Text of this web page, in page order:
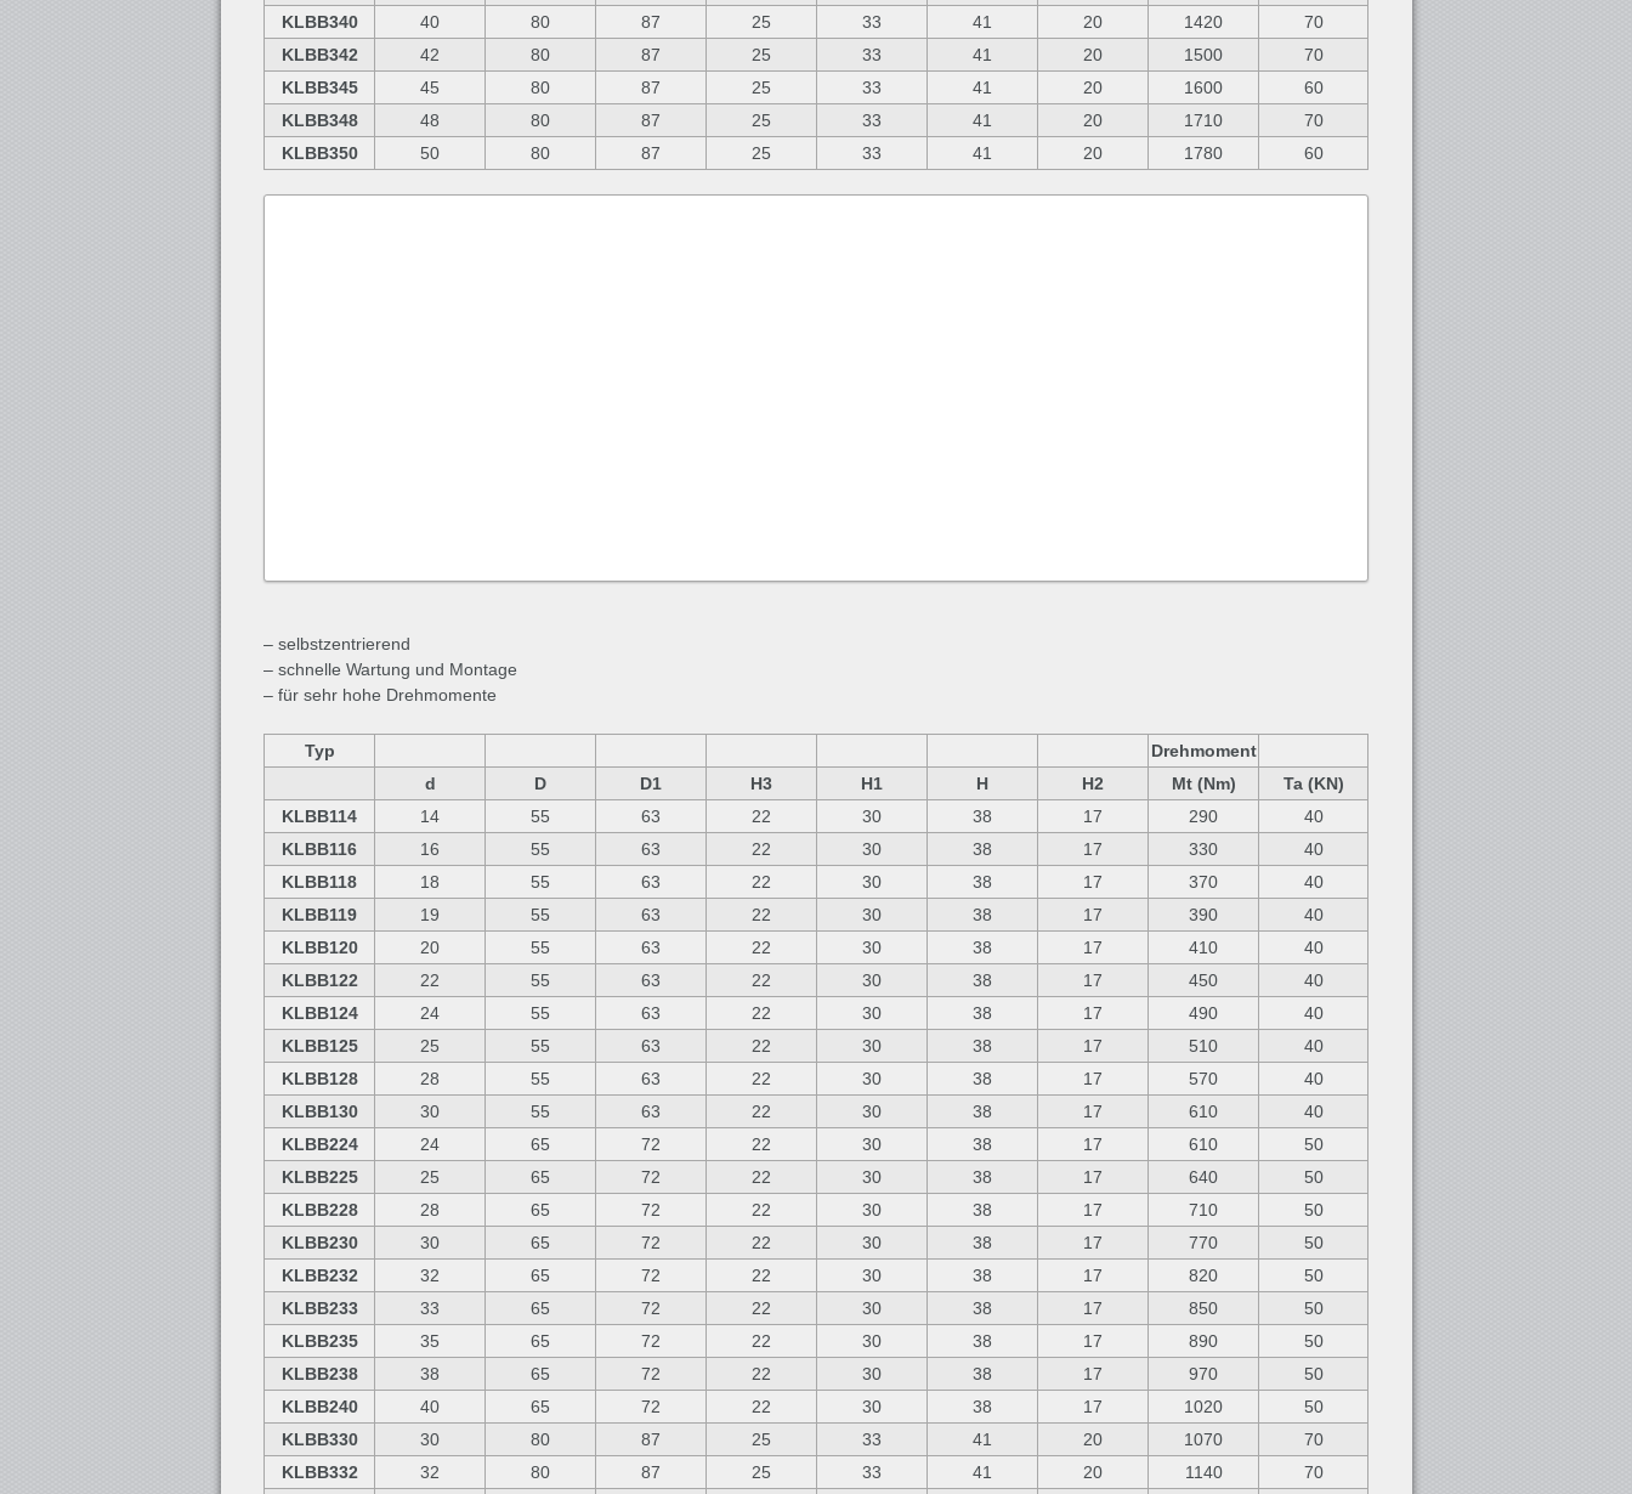
KLBB340
40 80 87 25 33 41 20 1420
70
KLBB342
42 80 87 25 33 41 20 1500
70
KLBB345
45 80 87 25 33 41 20 1600
60
KLBB348
48 80 87 25 33 41 20 1710
70
KLBB350
50 80 87 25 33 41 20 1780 60
– selbstzentrierend
– schnelle Wartung und Montage
– für sehr hohe Drehmomente
Typ
Drehmoment
d
D D1 H3 H1 H H2 Mt (Nm)
Ta (KN)
KLBB114
14 55 63 22 30 38 17 290
40
KLBB116
16 55 63 22 30 38 17 330
40
KLBB118
18 55 63 22 30 38 17 370
40
KLBB119
19 55 63 22 30 38 17 390
40
KLBB120
20 55 63 22 30 38 17 410
40
KLBB122
22 55 63 22 30 38 17 450
40
KLBB124
24 55 63 22 30 38 17 490
40
KLBB125
25 55 63 22 30 38 17 510
40
KLBB128
28 55 63 22 30 38 17 570
40
KLBB130
30 55 63 22 30 38 17 610
40
KLBB224
24 65 72 22 30 38 17 610
50
KLBB225
25 65 72 22 30 38 17 640
50
KLBB228
28 65 72 22 30 38 17 710
50
KLBB230
30 65 72 22 30 38 17 770
50
KLBB232
32 65 72 22 30 38 17 820
50
KLBB233
33 65 72 22 30 38 17 850
50
KLBB235
35 65 72 22 30 38 17 890
50
KLBB238
38 65 72 22 30 38 17 970
50
KLBB240
40 65 72 22 30 38 17 1020
50
KLBB330
30 80 87 25 33 41 20 1070
70
KLBB332
32 80 87 25 33 41 20 1140
70